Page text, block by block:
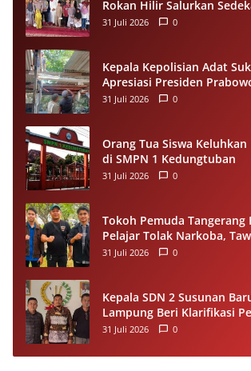
Rokan Hilir Salurkan
untuk Anak Yatim di
31 Juli 2026 0
Kepala Kepolisian Adat
Apresiasi Presiden
Renovasi Rumah Singgah
31 Juli 2026 0
Orang Tua Siswa Keluhkan
di SMPN 1 Kedungtuban
31 Juli 2026 0
Tokoh Pemuda Tangerang
Pelajar Tolak Narkoba,
dan Miras
31 Juli 2026 0
Kepala SDN 2 Susunan
Lampung Beri Klarifikasi
Dana BOS, Tegaskan Sesuai
31 Juli 2026 0